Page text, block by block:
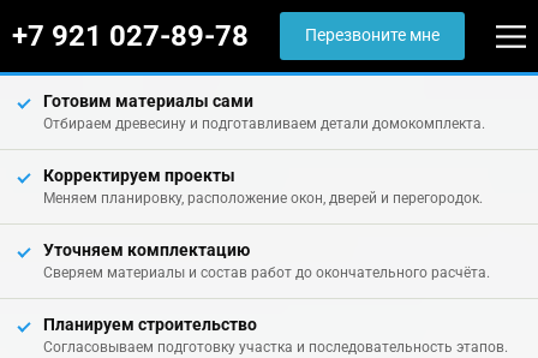
+7 921 027-89-78 Перезвоните мне
Готовим материалы сами
Отбираем древесину и подготавливаем детали домокомплекта.
Корректируем проекты
Меняем планировку, расположение окон, дверей и перегородок.
Уточняем комплектацию
Сверяем материалы и состав работ до окончательного расчёта.
Планируем строительство
Согласовываем подготовку участка и последовательность этапов.